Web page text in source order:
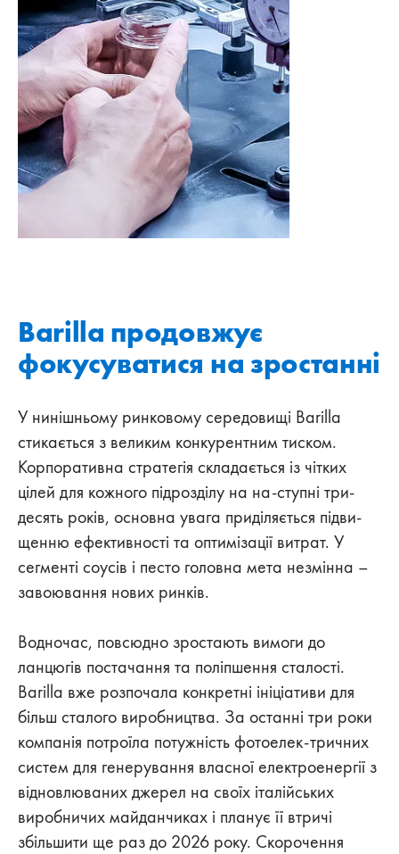
Barilla продовжує
фокусуватися на зростанні
У нинішньому ринковому середовищі Barilla
стикається з великим конкурентним тиском.
Корпоративна стратегія складається із чітких
цілей для кожного підрозділу на на-ступні три-
десять років, основна увага приділяється підви-
щенню ефективності та оптимізації витрат. У
сегменті соусів і песто головна мета незмінна –
завоювання нових ринків.
Водночас, повсюдно зростають вимоги до
ланцюгів постачання та поліпшення сталості.
Barilla вже розпочала конкретні ініціативи для
більш сталого виробництва. За останні три роки
компанія потроїла потужність фотоелек-тричних
систем для генерування власної електроенергії з
відновлюваних джерел на своїх італійських
виробничих майданчиках і планує її втричі
збільшити ще раз до 2026 року. Скорочення